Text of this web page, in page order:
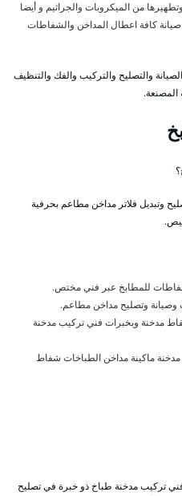
من الميكروبات والجراثيم و أيضا
كافة اعطال المداخن والشفاطات
والتصليح والتركيب والفك والتنظيف
المصنعة.
وتبديل فلاتر مداخن مطاعم بحرفية
للمطابخ عبر فني مختص.
وتصليح مداخن مطاعم.
مدخنة وبخبرات فني تركيب مدخنة
ماكينة مداخن الطباخات شفاط
تركيب مدخنة طباخ ذو خبرة في تصليح